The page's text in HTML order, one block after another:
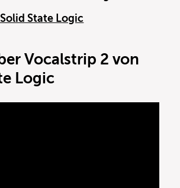
State Logic
Vocalstrip 2 von
Logic